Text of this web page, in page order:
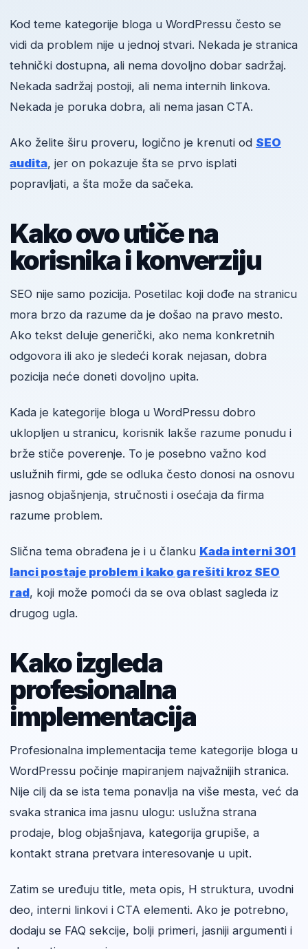
Kod teme kategorije bloga u WordPressu često se
vidi da problem nije u jednoj stvari. Nekada je stranica
tehnički dostupna, ali nema dovoljno dobar sadržaj.
Nekada sadržaj postoji, ali nema internih linkova.
Nekada je poruka dobra, ali nema jasan CTA.
Ako želite širu proveru, logično je krenuti od SEO
audita, jer on pokazuje šta se prvo isplati
popravljati, a šta može da sačeka.
Kako ovo utiče na
korisnika i konverziju
SEO nije samo pozicija. Posetilac koji dođe na stranicu
mora brzo da razume da je došao na pravo mesto.
Ako tekst deluje generički, ako nema konkretnih
odgovora ili ako je sledeći korak nejasan, dobra
pozicija neće doneti dovoljno upita.
Kada je kategorije bloga u WordPressu dobro
uklopljen u stranicu, korisnik lakše razume ponudu i
brže stiče poverenje. To je posebno važno kod
uslužnih firmi, gde se odluka često donosi na osnovu
jasnog objašnjenja, stručnosti i osećaja da firma
razume problem.
Slična tema obrađena je i u članku Kada interni 301
lanci postaje problem i kako ga rešiti kroz SEO
rad, koji može pomoći da se ova oblast sagleda iz
drugog ugla.
Kako izgleda
profesionalna
implementacija
Profesionalna implementacija teme kategorije bloga u
WordPressu počinje mapiranjem najvažnijih stranica.
Nije cilj da se ista tema ponavlja na više mesta, već da
svaka stranica ima jasnu ulogu: uslužna strana
prodaje, blog objašnjava, kategorija grupiše, a
kontakt strana pretvara interesovanje u upit.
Zatim se uređuju title, meta opis, H struktura, uvodni
deo, interni linkovi i CTA elementi. Ako je potrebno,
dodaju se FAQ sekcije, bolji primeri, jasniji argumenti i